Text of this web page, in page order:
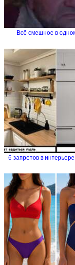
Всё смешное в
6 запретов в